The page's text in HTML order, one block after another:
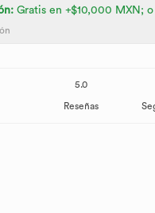
Gratis en +$10,000 MXN;
5.0
Reseñas